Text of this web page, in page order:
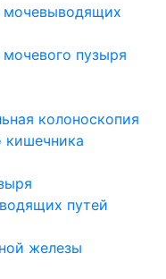
мочевыводящих
пузыря
колоноскопия
кишечника
путей
железы